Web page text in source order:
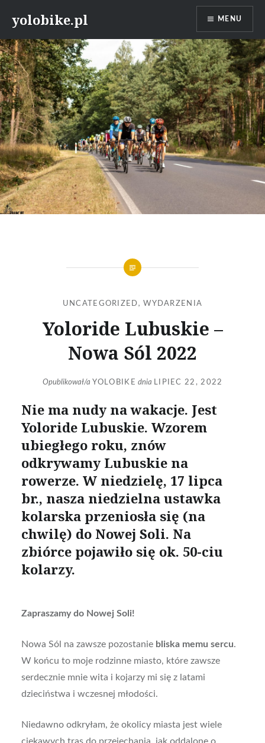
yolobike.pl MENU
UNCATEGORIZED,WYDARZENIA
Yoloride Lubuskie –
Nowa Sól 2022
Opublikował/a YOLOBIKE dnia LIPIEC 22, 2022
Nie ma nudy na wakacje. Jest
Yoloride Lubuskie. Wzorem
ubiegłego roku, znów
odkrywamy Lubuskie na
rowerze. W niedzielę, 17 lipca
br., nasza niedzielna ustawka
kolarska przeniosła się (na
chwilę) do Nowej Soli. Na
zbiórce pojawiło się ok. 50-ciu
kolarzy.
Zapraszamy do Nowej Soli!
Nowa Sól na zawsze pozostaniebliska memu sercu.
W końcu to moje rodzinne miasto, które zawsze
serdecznie mnie wita i kojarzy mi się z latami
dzieciństwa i wczesnej młodości.
Niedawno odkryłam, że okolicy miasta jest wiele